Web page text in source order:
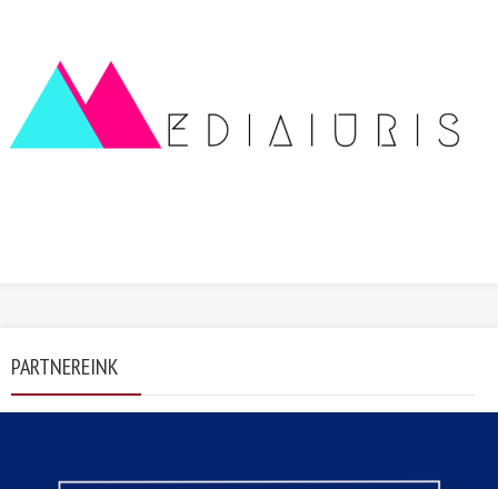
PARTNEREINK